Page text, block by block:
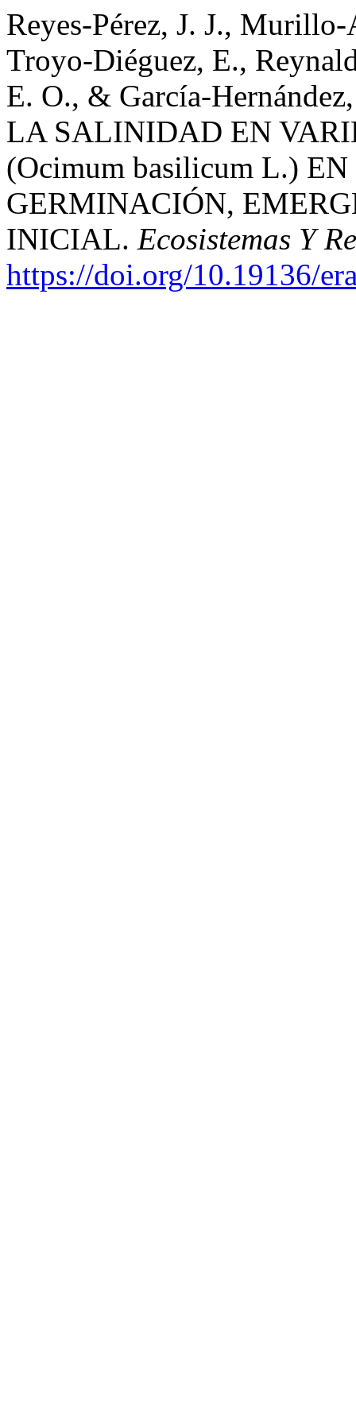
Reyes-Pérez, J. J.,
Troyo-Diéguez, E.,
E. O., & García-
LA SALINIDAD EN
(Ocimum basilicum L.)
GERMINACIÓN,
INICIAL. Ecosistemas Y
https://doi.org/10.19136/